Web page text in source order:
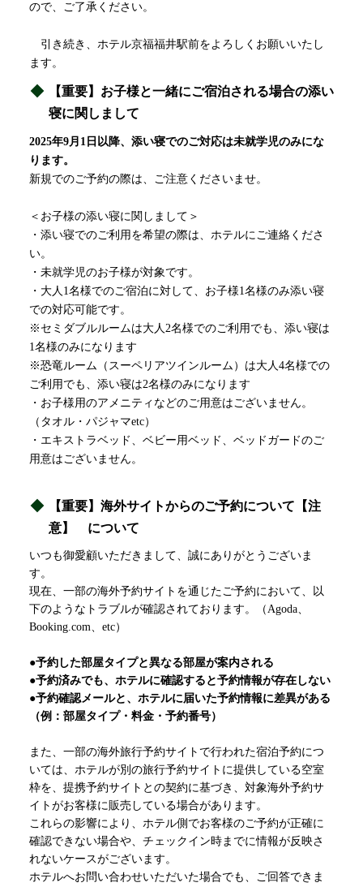
ので、ご了承ください。
引き続き、ホテル京福福井駅前をよろしくお願いいたし
ます。
【重要】お子様と一緒にご宿泊される場合の添い
寝に関しまして
2025年9月1日以降、添い寝でのご対応は未就学児のみにな
ります。
新規でのご予約の際は、ご注意くださいませ。
＜お子様の添い寝に関しまして＞
・添い寝でのご利用を希望の際は、ホテルにご連絡くださ
い。
・未就学児のお子様が対象です。
・大人1名様でのご宿泊に対して、お子様1名様のみ添い寝
での対応可能です。
※セミダブルルームは大人2名様でのご利用でも、添い寝は
1名様のみになります
※恐竜ルーム（スーペリアツインルーム）は大人4名様での
ご利用でも、添い寝は2名様のみになります
・お子様用のアメニティなどのご用意はございません。
（タオル・パジャマetc）
・エキストラベッド、ベビー用ベッド、ベッドガードのご
用意はございません。
【重要】海外サイトからのご予約について【注
意】 について
いつも御愛顧いただきまして、誠にありがとうございま
す。
現在、一部の海外予約サイトを通じたご予約において、以
下のようなトラブルが確認されております。（Agoda、
Booking.com、etc）
●予約した部屋タイプと異なる部屋が案内される
●予約済みでも、ホテルに確認すると予約情報が存在しない
●予約確認メールと、ホテルに届いた予約情報に差異がある
（例：部屋タイプ・料金・予約番号）
また、一部の海外旅行予約サイトで行われた宿泊予約につ
いては、ホテルが別の旅行予約サイトに提供している空室
枠を、提携予約サイトとの契約に基づき、対象海外予約サ
イトがお客様に販売している場合があります。
これらの影響により、ホテル側でお客様のご予約が正確に
確認できない場合や、チェックイン時までに情報が反映さ
れないケースがございます。
ホテルへお問い合わせいただいた場合でも、ご回答できま